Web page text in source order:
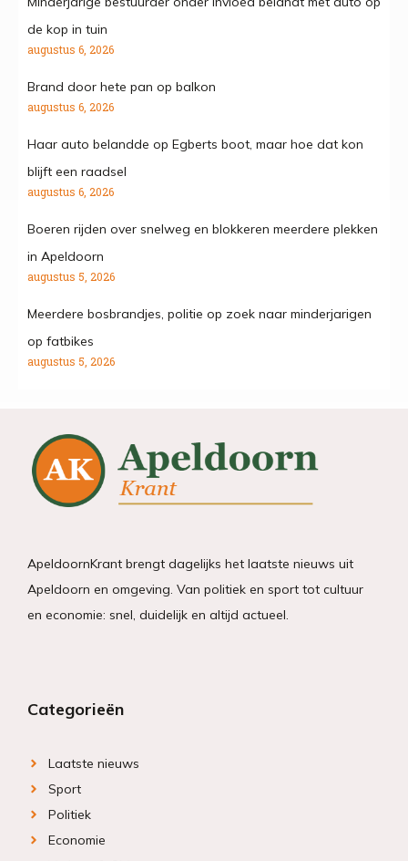
de kop in tuin
augustus 6, 2026
Brand door hete pan op balkon
augustus 6, 2026
Haar auto belandde op Egberts boot, maar hoe dat kon
blijft een raadsel
augustus 6, 2026
Boeren rijden over snelweg en blokkeren meerdere plekken
in Apeldoorn
augustus 5, 2026
Meerdere bosbrandjes, politie op zoek naar minderjarigen
op fatbikes
augustus 5, 2026
ApeldoornKrant brengt dagelijks het laatste nieuws uit
Apeldoorn en omgeving. Van politiek en sport tot cultuur
en economie: snel, duidelijk en altijd actueel.
Categorieën
Laatste nieuws
Sport
Politiek
Economie